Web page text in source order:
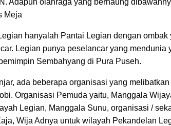
Adapun olahraga yang bernaung
Meja
hanyalah Pantai Legian dengan
Legian punya peselancar yang mendunia
Sembahyang di Pura Puseh.
ada beberapa organisasi yang
Organisasi Pemuda yaitu, Manggala
Legian, Manggala Sunu, organisasi /
Wija Adnya untuk wilayah Pekandelan